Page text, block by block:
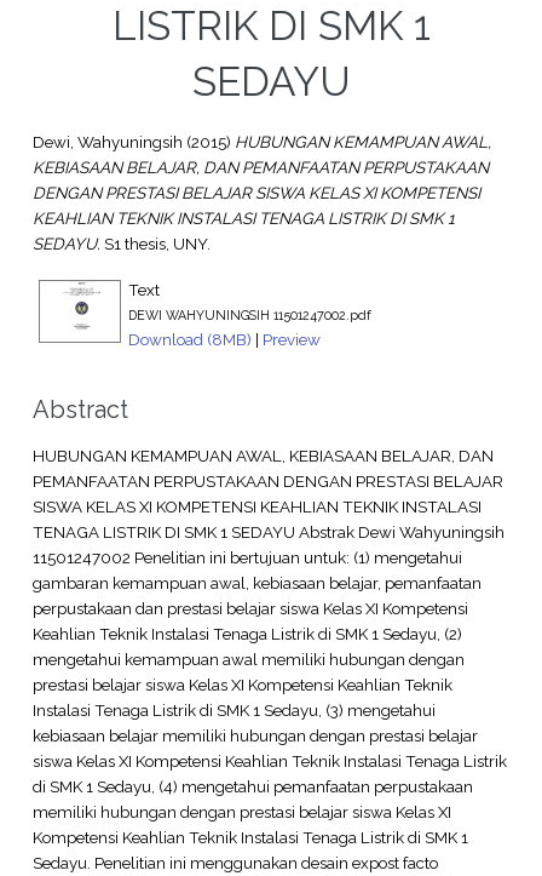
LISTRIK DI SMK 1
SEDAYU
Dewi, Wahyuningsih (2015) HUBUNGAN KEMAMPUAN AWAL,
KEBIASAAN BELAJAR, DAN PEMANFAATAN PERPUSTAKAAN
DENGAN PRESTASI BELAJAR SISWA KELAS XI KOMPETENSI
KEAHLIAN TEKNIK INSTALASI TENAGA LISTRIK DI SMK 1
SEDAYU. S1 thesis, UNY.
Text
DEWI WAHYUNINGSIH 11501247002.pdf
Download (8MB) | Preview
Abstract
HUBUNGAN KEMAMPUAN AWAL, KEBIASAAN BELAJAR, DAN
PEMANFAATAN PERPUSTAKAAN DENGAN PRESTASI BELAJAR
SISWA KELAS XI KOMPETENSI KEAHLIAN TEKNIK INSTALASI
TENAGA LISTRIK DI SMK 1 SEDAYU Abstrak Dewi Wahyuningsih
11501247002 Penelitian ini bertujuan untuk: (1) mengetahui
gambaran kemampuan awal, kebiasaan belajar, pemanfaatan
perpustakaan dan prestasi belajar siswa Kelas XI Kompetensi
Keahlian Teknik Instalasi Tenaga Listrik di SMK 1 Sedayu, (2)
mengetahui kemampuan awal memiliki hubungan dengan
prestasi belajar siswa Kelas XI Kompetensi Keahlian Teknik
Instalasi Tenaga Listrik di SMK 1 Sedayu, (3) mengetahui
kebiasaan belajar memiliki hubungan dengan prestasi belajar
siswa Kelas XI Kompetensi Keahlian Teknik Instalasi Tenaga Listrik
di SMK 1 Sedayu, (4) mengetahui pemanfaatan perpustakaan
memiliki hubungan dengan prestasi belajar siswa Kelas XI
Kompetensi Keahlian Teknik Instalasi Tenaga Listrik di SMK 1
Sedayu. Penelitian ini menggunakan desain expost facto